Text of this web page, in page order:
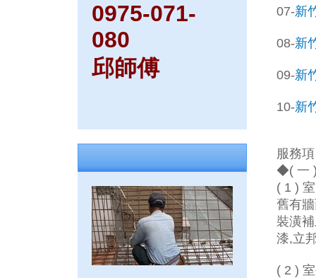
0975-071-
080
邱師傅
07-新
08-新
09-新
10-新
服務
◆( 一
( 1 )
舊有
裝潢
漆,立
( 2 )